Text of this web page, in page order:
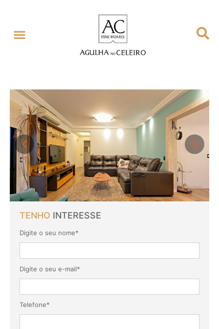
TENHO INTERESSE
Digite o seu nome*
Digite o seu e-mail*
Telefone*